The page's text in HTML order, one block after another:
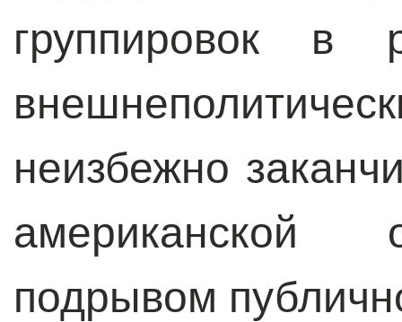
группировок в
неизбежно
американской
подрывом